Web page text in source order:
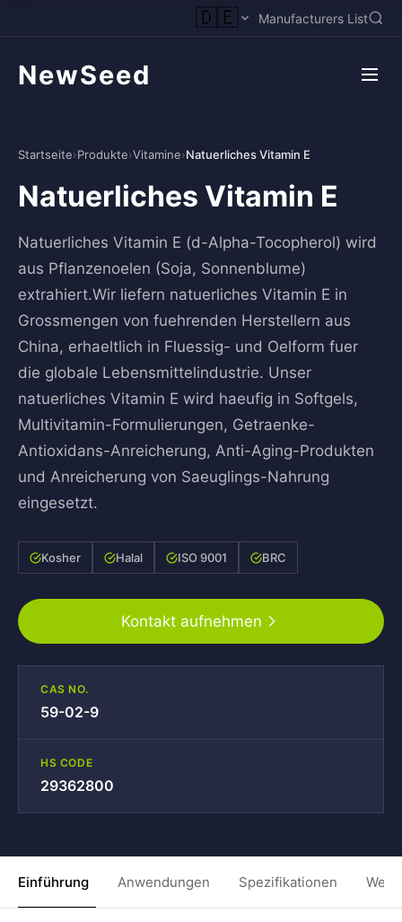
🇩🇪 Manufacturers List
NewSeed
Startseite›Produkte›Vitamine›Natuerliches Vitamin E
Natuerliches Vitamin E
Natuerliches Vitamin E (d-Alpha-Tocopherol) wird
aus Pflanzenoelen (Soja, Sonnenblume)
extrahiert.Wir liefern natuerliches Vitamin E in
Grossmengen von fuehrenden Herstellern aus
China, erhaeltlich in Fluessig- und Oelform fuer
die globale Lebensmittelindustrie. Unser
natuerliches Vitamin E wird haeufig in Softgels,
Multivitamin-Formulierungen, Getraenke-
Antioxidans-Anreicherung, Anti-Aging-Produkten
und Anreicherung von Saeuglings-Nahrung
eingesetzt.
Kosher Halal ISO 9001 BRC
Kontakt aufnehmen
CAS NO.
59-02-9
HS CODE
29362800
Einführung Anwendungen Spezifikationen